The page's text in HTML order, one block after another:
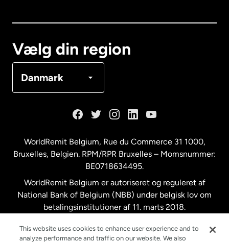
Vælg din region
Danmark
Malaysia
New Zealand
Spanien
WorldRemit Belgium, Rue du Commerce 31 1000,
Bruxelles, Belgien. RPM/RPR Bruxelles – Momsnummer:
BE0718634495.
WorldRemit Belgium er autoriseret og reguleret af
National Bank of Belgium (NBB) under belgisk lov om
betalingsinstitutioner af 11. marts 2018.
This website uses cookies to enhance user experience and to
analyze performance and traffic on our website. We also